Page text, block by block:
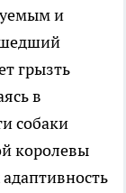
и
грызть
в
собаки
королевы